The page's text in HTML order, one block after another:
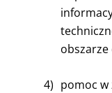
4) pomoc